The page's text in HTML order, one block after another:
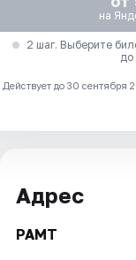
на
2 шаг. Выберите
до
Действует до 30 сентября
Адрес
РАМТ